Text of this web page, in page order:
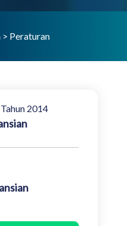
Peraturan
2014